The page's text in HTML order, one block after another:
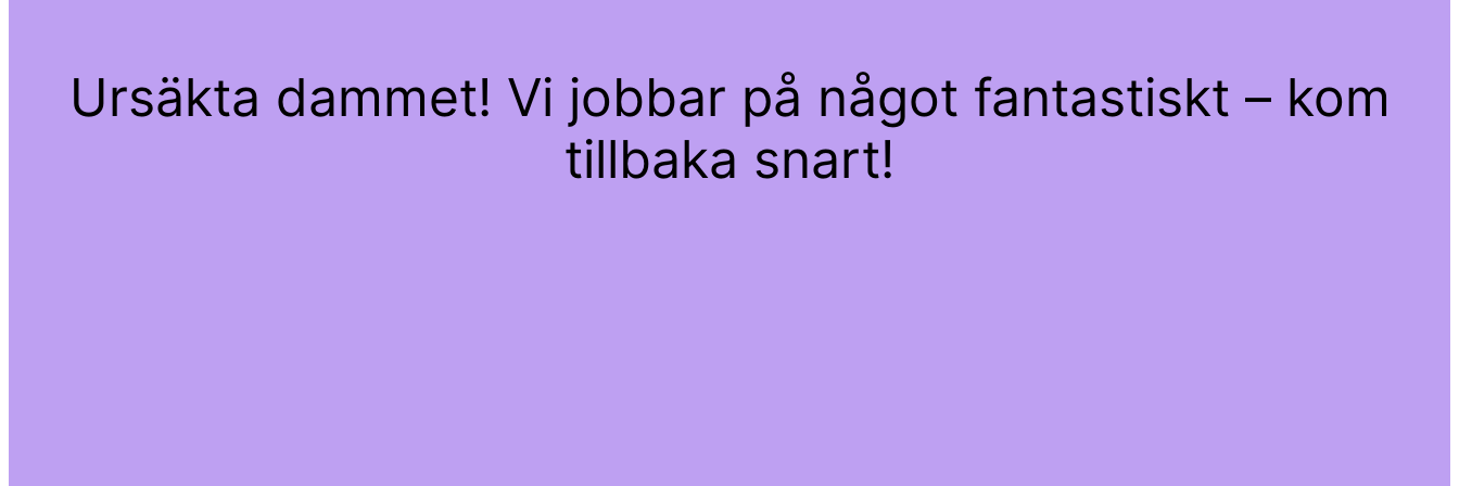
Ursäkta dammet! Vi jobbar på något fantastiskt – kom
tillbaka snart!